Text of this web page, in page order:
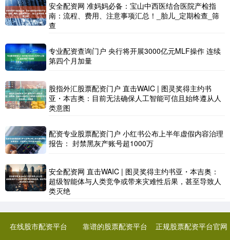
安全配资网 准妈妈必备：宝山中西医结合医院产检指
南：流程、费用、注意事项汇总！_胎儿_定期检查_筛
查
专业配资查询门户 央行将开展3000亿元MLF操作 连续
第四个月加量
股指外汇股票配资门户 直击WAIC | 图灵奖得主约书
亚・本吉奥：目前无法确保人工智能可信且始终遵从人
类意图
配资专业股票配资门户 小红书公布上半年虚假内容治理
报告： 封禁黑灰产账号超1000万
安全配资网 直击WAIC | 图灵奖得主约书亚・本吉奥：
超级智能体与人类竞争或带来灾难性后果，甚至导致人
类灭绝
在线股市配资平台 靠谱的股票配资平台 正规股票配资平台官网